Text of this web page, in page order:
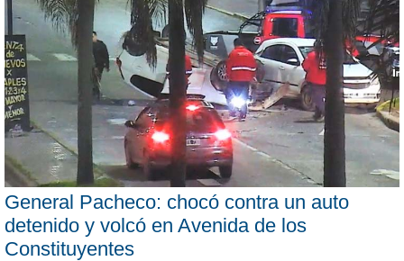
General Pacheco: chocó contra un auto
detenido y volcó en Avenida de los
Constituyentes